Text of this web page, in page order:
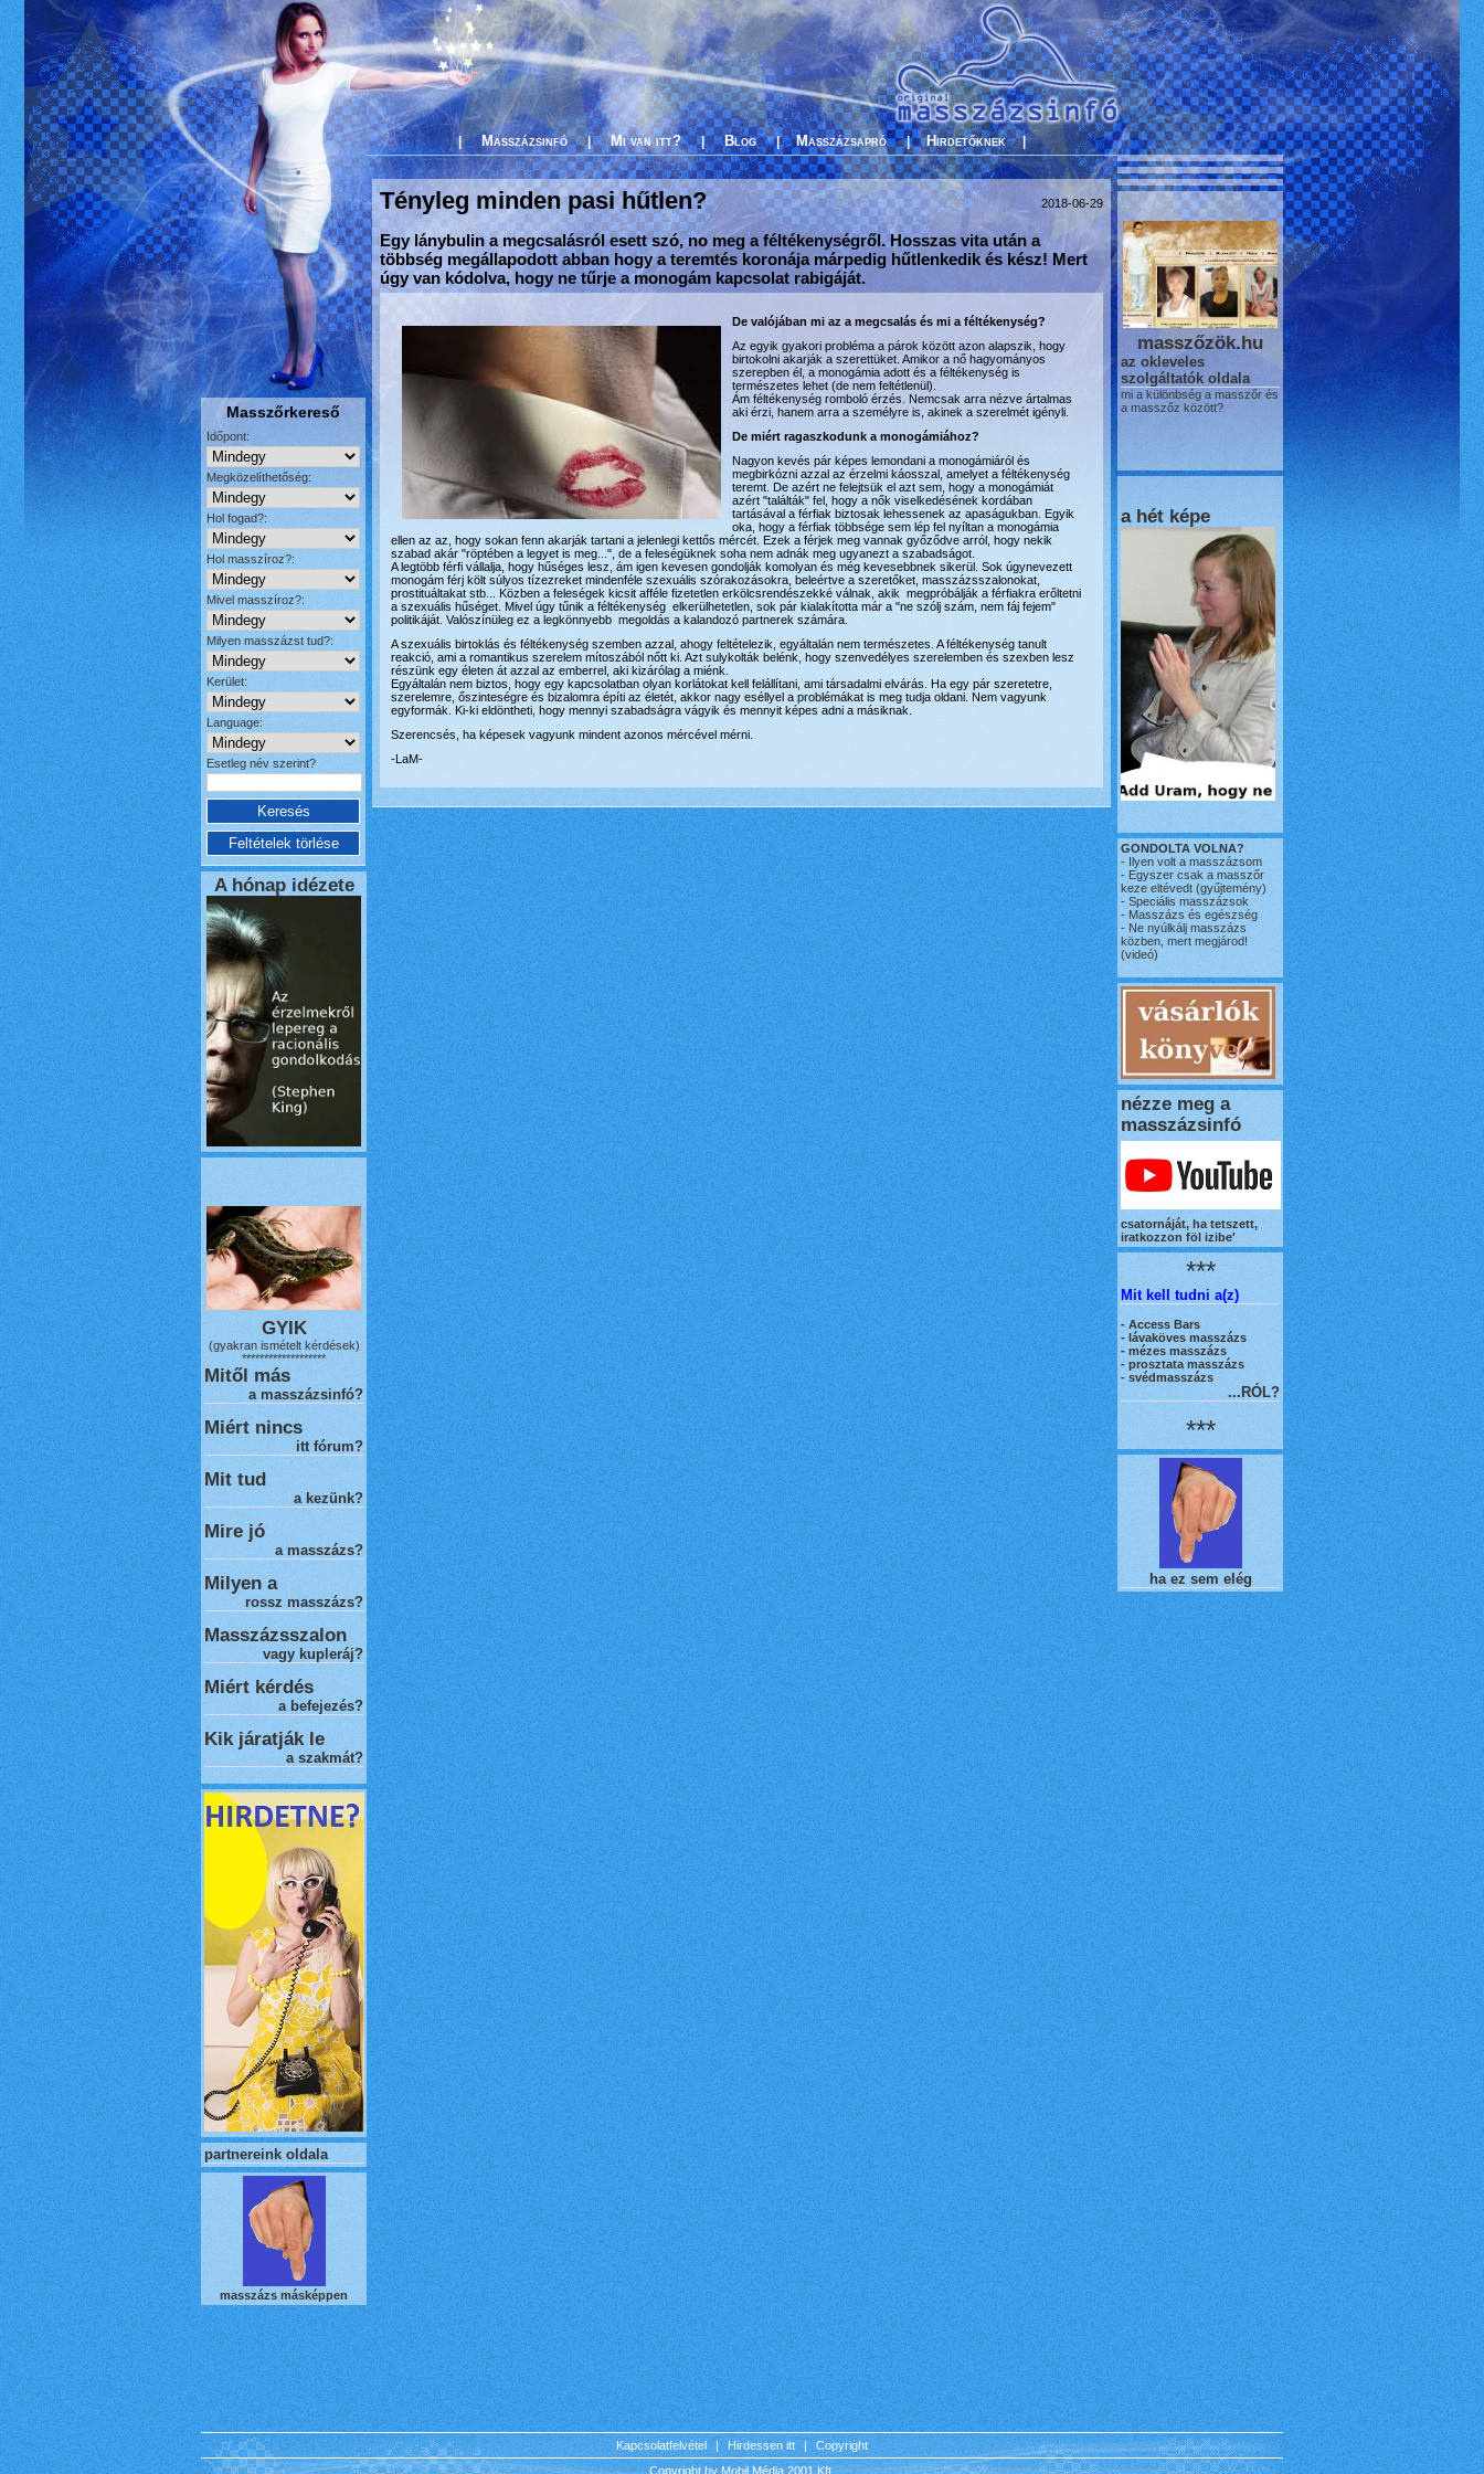
Masszőrkereső
Időpont:
Megközelíthetőség:
Hol fogad?:
Hol masszíroz?:
Mivel masszíroz?:
Milyen masszázst tud?:
Kerület:
Language:
Esetleg név szerint?
A hónap idézete
GYIK
(gyakran ismételt kérdések)
*******************
Mitől más
a masszázsinfó?
Miért nincs
itt fórum?
Mit tud
a kezünk?
Mire jó
a masszázs?
Milyen a
rossz masszázs?
Masszázsszalon
vagy kupleráj?
Miért kérdés
a befejezés?
Kik járatják le
a szakmát?
partnereink oldala
masszázs másképpen
| Masszázsinfó | Mi van itt? | Blog | Masszázsapró | Hirdetőknek |
Tényleg minden pasi hűtlen? 2018-06-29
Egy lánybulin a megcsalásról esett szó, no meg a féltékenységről. Hosszas vita után a
többség megállapodott abban hogy a teremtés koronája márpedig hűtlenkedik és kész! Mert
úgy van kódolva, hogy ne tűrje a monogám kapcsolat rabigáját.
De valójában mi az a megcsalás és mi a féltékenység?
Az egyik gyakori probléma a párok között azon alapszik, hogy
birtokolni akarják a szerettüket. Amikor a nő hagyományos
szerepben él, a monogámia adott és a féltékenység is
természetes lehet (de nem feltétlenül).
Ám féltékenység romboló érzés. Nemcsak arra nézve ártalmas
aki érzi, hanem arra a személyre is, akinek a szerelmét igényli.
De miért ragaszkodunk a monogámiához?
Nagyon kevés pár képes lemondani a monogámiáról és
megbirkózni azzal az érzelmi káosszal, amelyet a féltékenység
teremt. De azért ne felejtsük el azt sem, hogy a monogámiát
azért "találták" fel, hogy a nők viselkedésének kordában
tartásával a férfiak biztosak lehessenek az apaságukban. Egyik
oka, hogy a férfiak többsége sem lép fel nyíltan a monogámia
ellen az az, hogy sokan fenn akarják tartani a jelenlegi kettős mércét. Ezek a férjek meg vannak győződve arról, hogy nekik
szabad akár "röptében a legyet is meg...", de a feleségüknek soha nem adnák meg ugyanezt a szabadságot.
A legtöbb férfi vállalja, hogy hűséges lesz, ám igen kevesen gondolják komolyan és még kevesebbnek sikerül. Sok úgynevezett
monogám férj költ súlyos tízezreket mindenféle szexuális szórakozásokra, beleértve a szeretőket, masszázsszalonokat,
prostituáltakat stb... Közben a feleségek kicsit afféle fizetetlen erkölcsrendészekké válnak, akik megpróbálják a férfiakra erőltetni
a szexuális hűséget. Mivel úgy tűnik a féltékenység elkerülhetetlen, sok pár kialakította már a "ne szólj szám, nem fáj fejem"
politikáját. Valószínüleg ez a legkönnyebb megoldás a kalandozó partnerek számára.
A szexuális birtoklás és féltékenység szemben azzal, ahogy feltételezik, egyáltalán nem természetes. A féltékenység tanult
reakció, ami a romantikus szerelem mítoszából nőtt ki. Azt sulykolták belénk, hogy szenvedélyes szerelemben és szexben lesz
részünk egy életen át azzal az emberrel, aki kizárólag a miénk.
Egyáltalán nem biztos, hogy egy kapcsolatban olyan korlátokat kell felállítani, ami társadalmi elvárás. Ha egy pár szeretetre,
szerelemre, őszinteségre és bizalomra építi az életét, akkor nagy eséllyel a problémákat is meg tudja oldani. Nem vagyunk
egyformák. Ki-ki eldöntheti, hogy mennyi szabadságra vágyik és mennyit képes adni a másiknak.
Szerencsés, ha képesek vagyunk mindent azonos mércével mérni.
-LaM-
masszőzök.hu
az okleveles
szolgáltatók oldala
mi a különbség a masszőr és
a masszőz között?
a hét képe
GONDOLTA VOLNA?
- Ilyen volt a masszázsom
- Egyszer csak a masszőr
keze eltévedt (gyűjtemény)
- Speciális masszázsok
- Masszázs és egészség
- Ne nyúlkálj masszázs
közben, mert megjárod!
(videó)
nézze meg a
masszázsinfó
csatornáját, ha tetszett,
iratkozzon föl izibe'
***
Mit kell tudni a(z)
- Access Bars
- lávaköves masszázs
- mézes masszázs
- prosztata masszázs
- svédmasszázs
...RÓL?
***
ha ez sem elég
Kapcsolatfelvétel | Hirdessen itt |
Copyright
Copyright by Mobil Média 2001 Kft.